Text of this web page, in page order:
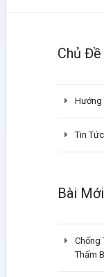
Chủ Đề
Hướng
Tin Tức
Bài Mới
Chống
Thấm